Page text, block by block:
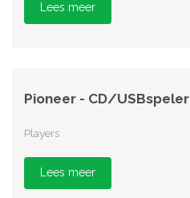
Lees meer
Pioneer - CD/USBspeler
Players
Lees meer